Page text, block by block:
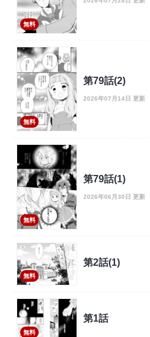
無料
無料
第79話(2)
2026年07月14日 更新
無料
第79話(1)
2026年06月30日 更新
無料
第2話(1)
無料
第1話